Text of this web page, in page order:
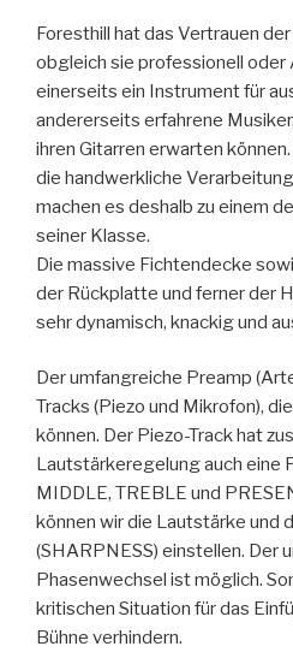
Foresthill hat das Vertrauen
obgleich sie professionell oder
einerseits ein Instrument für
andererseits erfahrene
ihren Gitarren erwarten
die handwerkliche
machen es deshalb zu einem
seiner Klasse.
Die massive Fichtendecke
der Rückplatte und ferner der
sehr dynamisch, knackig und
Der umfangreiche Preamp
Tracks (Piezo und Mikrofon),
können. Der Piezo-Track hat
Lautstärkeregelung auch eine
MIDDLE, TREBLE und
können wir die Lautstärke und
(SHARPNESS) einstellen. Der
Phasenwechsel ist möglich.
kritischen Situation für das
Bühne verhindern.